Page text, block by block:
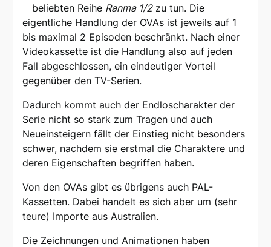
beliebten Reihe Ranma 1/2zu tun. Die
eigentliche Handlung der OVAs ist jeweils auf 1
bis maximal 2 Episoden beschränkt. Nach einer
Videokassette ist die Handlung also auf jeden
Fall abgeschlossen, ein eindeutiger Vorteil
gegenüber den TV-Serien.
Dadurch kommt auch der Endloscharakter der
Serie nicht so stark zum Tragen und auch
Neueinsteigern fällt der Einstieg nicht besonders
schwer, nachdem sie erstmal die Charaktere und
deren Eigenschaften begriffen haben.
Von den OVAs gibt es übrigens auch PAL-
Kassetten. Dabei handelt es sich aber um (sehr
teure) Importe aus Australien.
Die Zeichnungen und Animationen haben